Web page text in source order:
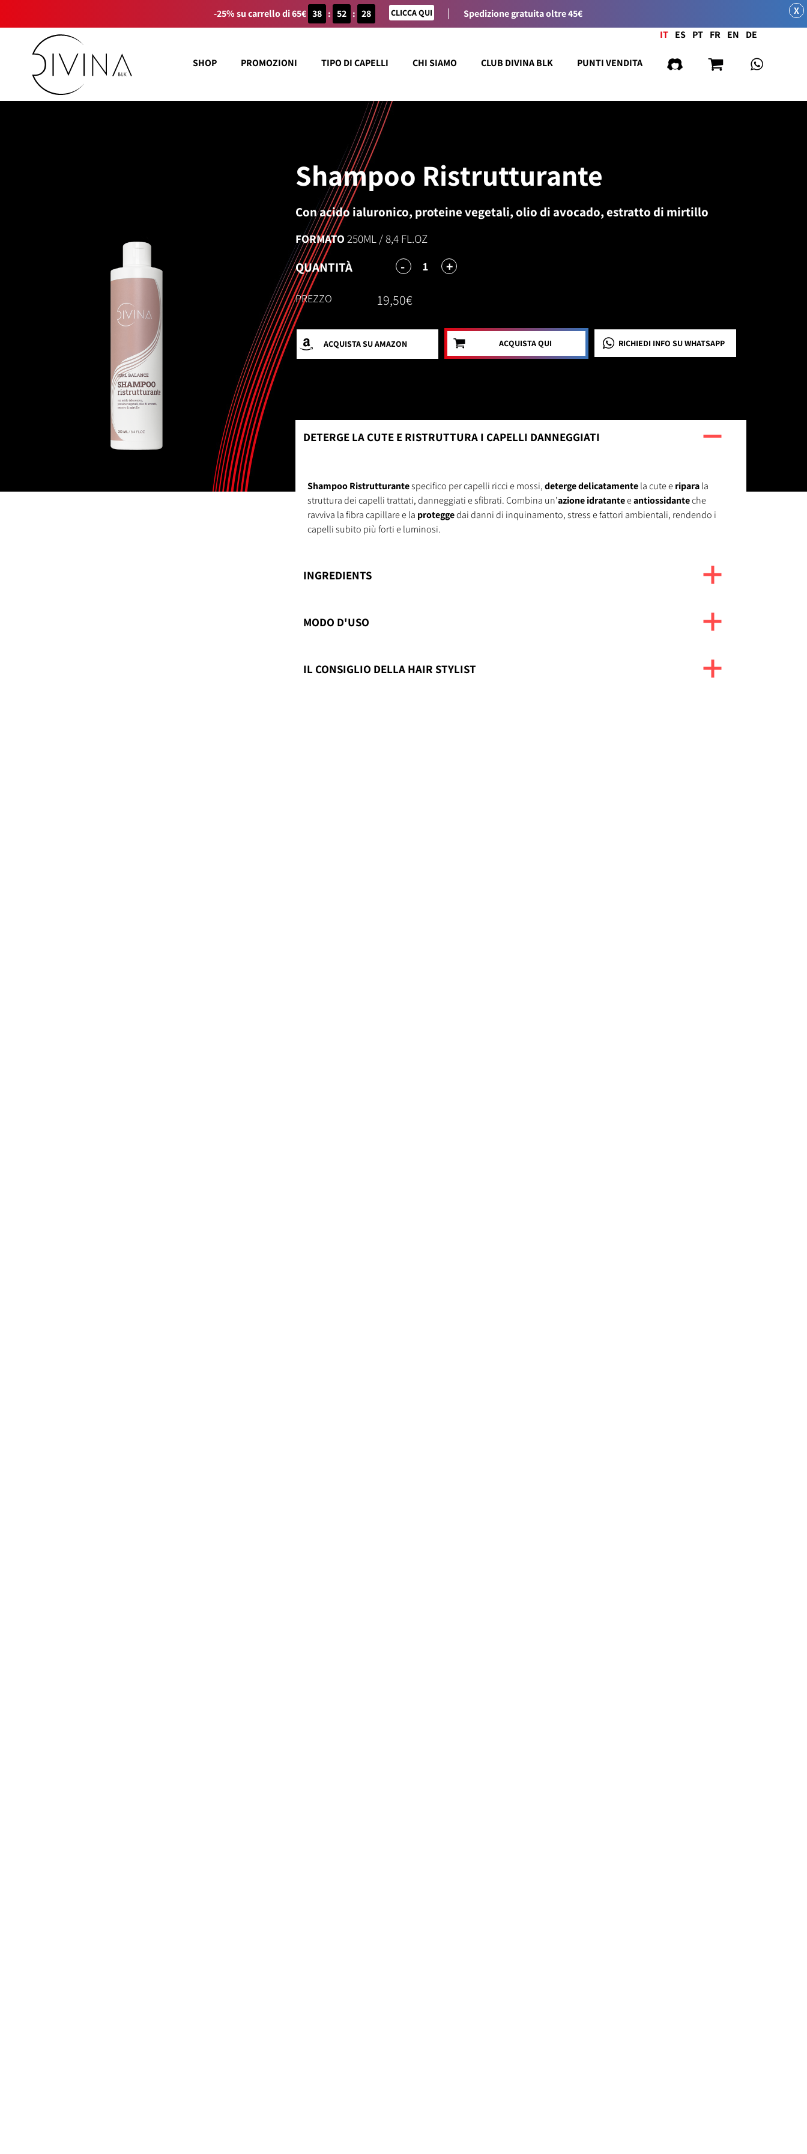
-25% su carrello di 65€ 38 : 52 : 28 CLICCA QUI Spedizione gratuita oltre 45€ X
SHOP PROMOZIONI TIPO DI CAPELLI CHI SIAMO CLUB DIVINA BLK PUNTI VENDITA
IT ES PT FR EN DE
Shampoo Ristrutturante
Con acido ialuronico, proteine vegetali, olio di avocado, estratto di mirtillo
FORMATO250ML / 8,4 FL.OZ
QUANTITÀ - 1 +
PREZZO 19,50€
ACQUISTASU AMAZON ACQUISTA QUI RICHIEDI INFO SU WHATSAPP
DETERGE LA CUTE E RISTRUTTURA I CAPELLI DANNEGGIATI
Shampoo Ristrutturantespecifico per capelli ricci e mossi,deterge delicatamentela cute eriparala
struttura dei capelli trattati, danneggiati e sfibrati. Combina un’azione idratanteeantiossidanteche
ravviva la fibra capillare e la proteggedai danni di inquinamento, stress e fattori ambientali, rendendo i
capelli subito più forti e luminosi.
INGREDIENTS
MODO D'USO
IL CONSIGLIO DELLA HAIR STYLIST